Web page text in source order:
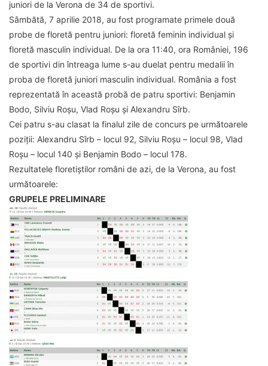
juniori de la Verona de 34 de sportivi.
Sâmbătă, 7 aprilie 2018, au fost programate primele două
probe de floretă pentru juniori: floretă feminin individual și
floretă masculin individual. De la ora 11:40, ora României, 196
de sportivi din întreaga lume s-au duelat pentru medalii în
proba de floretă juniori masculin individual. România a fost
reprezentată în această probă de patru sportivi: Benjamin
Bodo, Silviu Roșu, Vlad Roșu și Alexandru Sîrb.
Cei patru s-au clasat la finalul zile de concurs pe următoarele
poziții: Alexandru Sîrb – locul 92, Silviu Roșu – locul 98, Vlad
Roșu – locul 140 și Benjamin Bodo – locul 178.
Rezultatele floretiștilor români de azi, de la Verona, au fost
următoarele:
GRUPELE PRELIMINARE